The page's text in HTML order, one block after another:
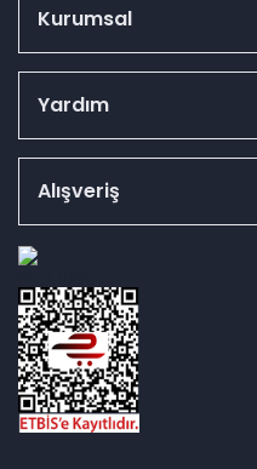
Kurumsal
Yardım
Alışveriş